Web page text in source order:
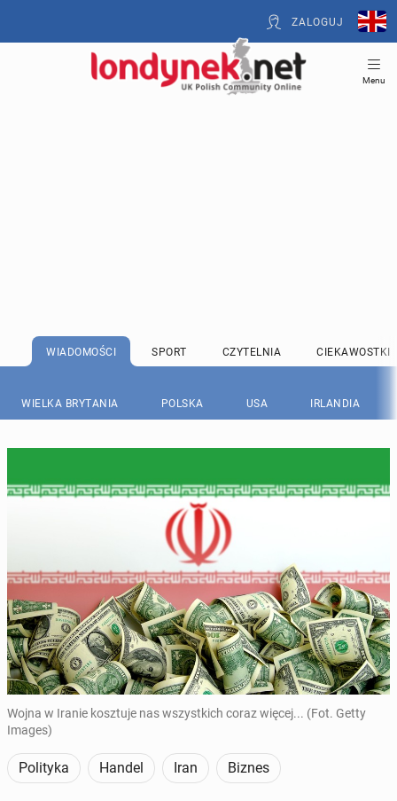
ZALOGUJ
Menu
WIADOMOŚCI SPORT CZYTELNIA CIEKAWOSTKI
WIELKA BRYTANIA POLSKA USA IRLANDIA
Wojna w Iranie kosztuje nas wszystkich coraz więcej... (Fot. Getty
Images)
Polityka Handel Iran Biznes